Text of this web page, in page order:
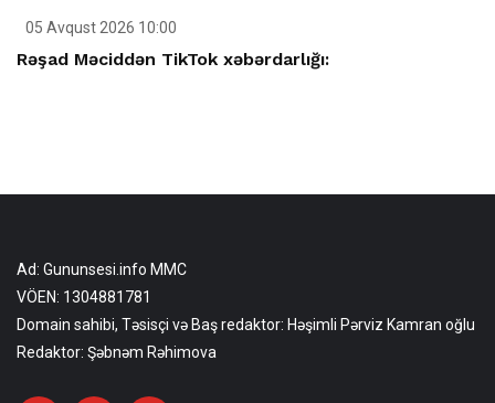
05 Avqust 2026 10:00
Rəşad Məciddən TikTok xəbərdarlığı:
Ad: Gununsesi.info MMC
VÖEN: 1304881781
Domain sahibi, Təsisçi və Baş redaktor: Həşimli Pərviz Kamran oğlu
Redaktor: Şəbnəm Rəhimova